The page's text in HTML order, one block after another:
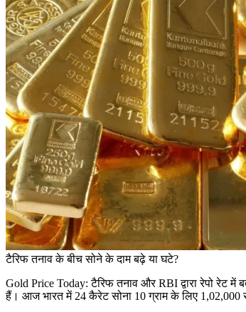
टैरिफ तनाव के बीच सोने के दाम बढ़े या घटे?
Gold Price Today: टैरिफ तनाव और RBI द्वारा रेपो रेट
हैं। आज भारत में 24 कैरेट सोना 10 ग्राम के लिए 1,02,000